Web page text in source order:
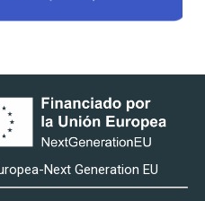
Next Generation EU